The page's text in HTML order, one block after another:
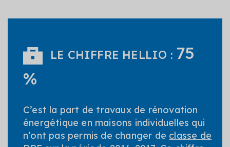
LE CHIFFRE HELLIO : 75
%
C’est la part de travaux de rénovation
énergétique en maisons individuelles qui
n’ont pas permis de changer de classe de